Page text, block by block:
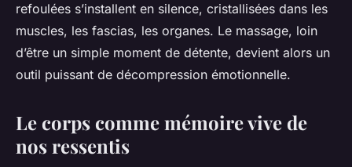
refoulées s’installent en silence, cristallisées dans les
muscles, les fascias, les organes. Le massage, loin
d’être un simple moment de détente, devient alors un
outil puissant de décompression émotionnelle.
Le corps comme mémoire vive de
nos ressentis